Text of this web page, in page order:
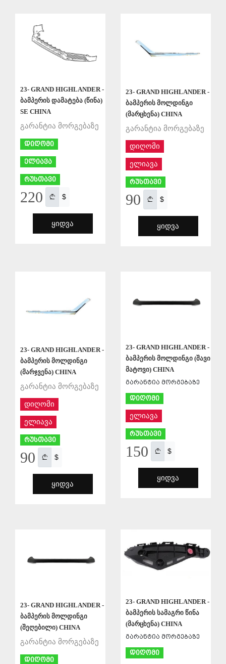
23- GRAND HIGHLANDER -
ბამპერის დამატება (წინა)
SE CHINA
გარანტია მორგებაზე
დიღომი
ელიავა
რუსთავი
220 $
ᲧᲘᲓᲕᲐ
23- GRAND HIGHLANDER -
ბამპერის მოლდინგი
(მარცხენა) CHINA
გარანტია მორგებაზე
დიღომი
ელიავა
რუსთავი
90 $
ᲧᲘᲓᲕᲐ
23- GRAND HIGHLANDER -
ბამპერის მოლდინგი
(მარჯვენა) CHINA
გარანტია მორგებაზე
დიღომი
ელიავა
რუსთავი
90 $
ᲧᲘᲓᲕᲐ
23- GRAND HIGHLANDER -
ბამპერის მოლდინგი (შავი
მატოვი) CHINA
გარანტია მორგებაზე
დიღომი
ელიავა
რუსთავი
150 $
ᲧᲘᲓᲕᲐ
23- GRAND HIGHLANDER -
ბამპერის მოლდინგი
(შეღებილი) CHINA
გარანტია მორგებაზე
დიღომი
23- GRAND HIGHLANDER -
ბამპერის სამაგრი წინა
(მარცხენა) CHINA
გარანტია მორგებაზე
დიღომი